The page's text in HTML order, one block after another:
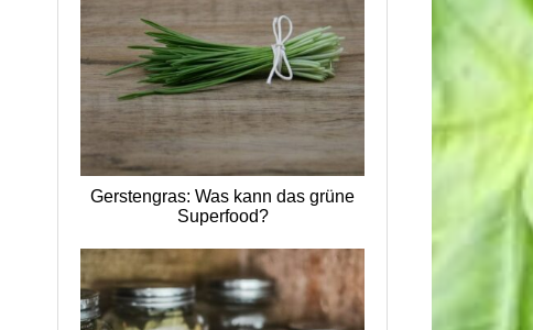
Gerstengras: Was kann das grüne
Superfood?